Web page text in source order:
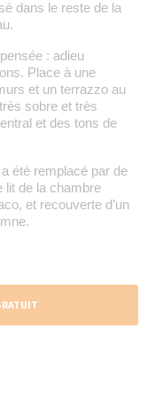
dans le reste de la
: adieu
Place à une
et un terrazzo au
sobre et très
et des tons de
été remplacé par de
lit de la chambre
et recouverte d’un